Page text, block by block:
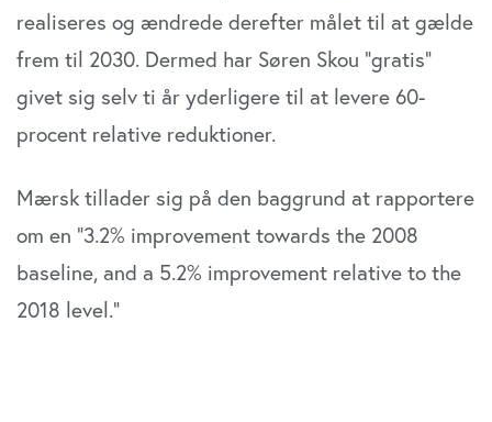
realiseres og ændrede derefter målet til at gælde
frem til 2030. Dermed har Søren Skou ”gratis”
givet sig selv ti år yderligere til at levere 60-
procent relative reduktioner.
Mærsk tillader sig på den baggrund at rapportere
om en “3.2% improvement towards the 2008
baseline, and a 5.2% improvement relative to the
2018 level.”